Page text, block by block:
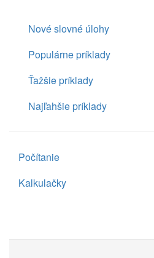
Nové slovné úlohy
Populárne príklady
Ťažšie príklady
Najľahšie príklady
Počítanie
Kalkulačky